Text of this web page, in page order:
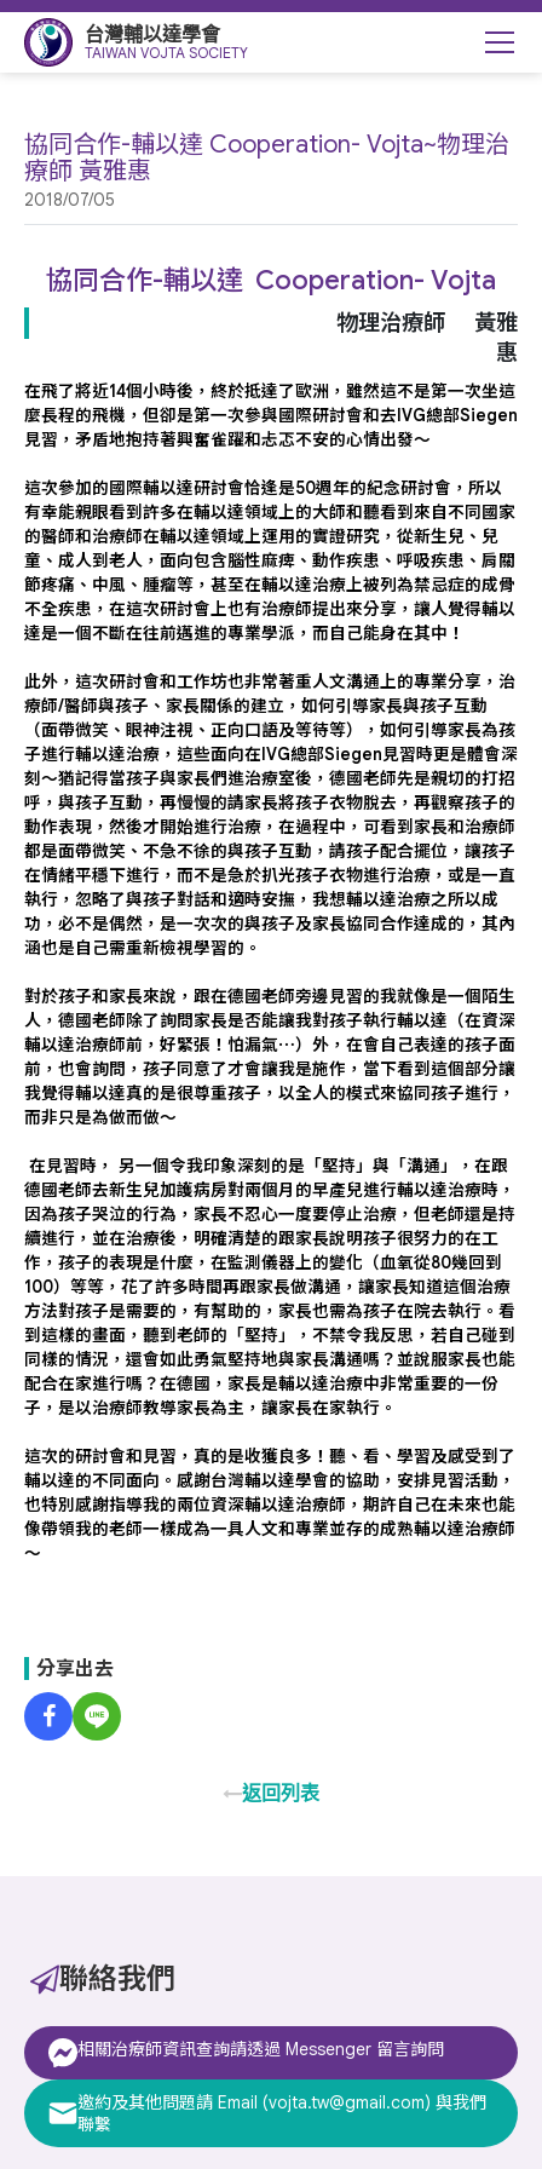
台灣輔以達學會
TAIWAN VOJTA SOCIETY
協同合作-輔以達 Cooperation- Vojta~物理治
療師 黃雅惠
2018/07/05
協同合作-輔以達 Cooperation- Vojta
物理治療師 黃雅
惠
在飛了將近14個小時後，終於抵達了歐洲，雖然這不是第一次坐這
麼長程的飛機，但卻是第一次參與國際研討會和去IVG總部Siegen
見習，矛盾地抱持著興奮雀躍和忐忑不安的心情出發～
這次參加的國際輔以達研討會恰逢是50週年的紀念研討會，所以
有幸能親眼看到許多在輔以達領域上的大師和聽看到來自不同國家
的醫師和治療師在輔以達領域上運用的實證研究，從新生兒、兒
童、成人到老人，面向包含腦性麻痺、動作疾患、呼吸疾患、肩關
節疼痛、中風、腫瘤等，甚至在輔以達治療上被列為禁忌症的成骨
不全疾患，在這次研討會上也有治療師提出來分享，讓人覺得輔以
達是一個不斷在往前邁進的專業學派，而自己能身在其中！
此外，這次研討會和工作坊也非常著重人文溝通上的專業分享，治
療師/醫師與孩子、家長關係的建立，如何引導家長與孩子互動
（面帶微笑、眼神注視、正向口語及等待等），如何引導家長為孩
子進行輔以達治療，這些面向在IVG總部Siegen見習時更是體會深
刻～猶記得當孩子與家長們進治療室後，德國老師先是親切的打招
呼，與孩子互動，再慢慢的請家長將孩子衣物脫去，再觀察孩子的
動作表現，然後才開始進行治療，在過程中，可看到家長和治療師
都是面帶微笑、不急不徐的與孩子互動，請孩子配合擺位，讓孩子
在情緒平穩下進行，而不是急於扒光孩子衣物進行治療，或是一直
執行，忽略了與孩子對話和適時安撫，我想輔以達治療之所以成
功，必不是偶然，是一次次的與孩子及家長協同合作達成的，其內
涵也是自己需重新檢視學習的。
對於孩子和家長來說，跟在德國老師旁邊見習的我就像是一個陌生
人，德國老師除了詢問家長是否能讓我對孩子執行輔以達（在資深
輔以達治療師前，好緊張！怕漏氣⋯）外，在會自己表達的孩子面
前，也會詢問，孩子同意了才會讓我是施作，當下看到這個部分讓
我覺得輔以達真的是很尊重孩子，以全人的模式來協同孩子進行，
而非只是為做而做～
在見習時， 另一個令我印象深刻的是「堅持」與「溝通」，在跟
德國老師去新生兒加護病房對兩個月的早產兒進行輔以達治療時，
因為孩子哭泣的行為，家長不忍心一度要停止治療，但老師還是持
續進行，並在治療後，明確清楚的跟家長說明孩子很努力的在工
作，孩子的表現是什麼，在監測儀器上的變化（血氧從80幾回到
100）等等，花了許多時間再跟家長做溝通，讓家長知道這個治療
方法對孩子是需要的，有幫助的，家長也需為孩子在院去執行。看
到這樣的畫面，聽到老師的「堅持」，不禁令我反思，若自己碰到
同樣的情況，還會如此勇氣堅持地與家長溝通嗎？並說服家長也能
配合在家進行嗎？在德國，家長是輔以達治療中非常重要的一份
子，是以治療師教導家長為主，讓家長在家執行。
這次的研討會和見習，真的是收獲良多！聽、看、學習及感受到了
輔以達的不同面向。感謝台灣輔以達學會的協助，安排見習活動，
也特別感謝指導我的兩位資深輔以達治療師，期許自己在未來也能
像帶領我的老師一樣成為一具人文和專業並存的成熟輔以達治療師
～
分享出去
返回列表
聯絡我們
相關治療師資訊查詢請透過 Messenger 留言詢問
邀約及其他問題請 Email (vojta.tw@gmail.com) 與我們
聯繫